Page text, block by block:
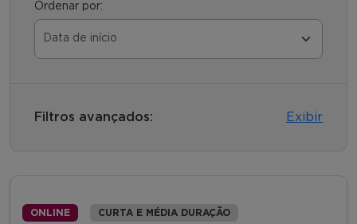
Ordenar por:
Filtros avançados: Exibir
ONLINE CURTA E MÉDIA DURAÇÃO